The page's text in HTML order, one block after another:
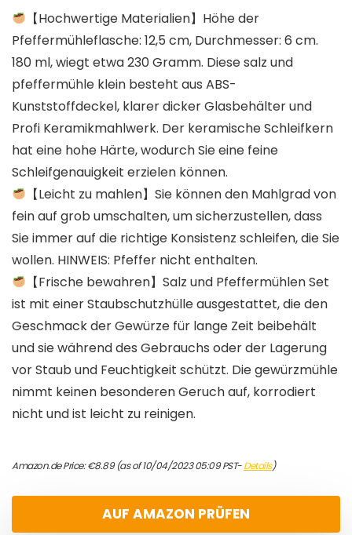
【Hochwertige Materialien】Höhe der
Pfeffermühleflasche: 12,5 cm, Durchmesser: 6 cm.
180 ml, wiegt etwa 230 Gramm. Diese salz und
pfeffermühle klein besteht aus ABS-
Kunststoffdeckel, klarer dicker Glasbehälter und
Profi Keramikmahlwerk. Der keramische Schleifkern
hat eine hohe Härte, wodurch Sie eine feine
Schleifgenauigkeit erzielen können.
【Leicht zu mahlen】Sie können den Mahlgrad von
fein auf grob umschalten, um sicherzustellen, dass
Sie immer auf die richtige Konsistenz schleifen, die Sie
wollen. HINWEIS: Pfeffer nicht enthalten.
【Frische bewahren】Salz und Pfeffermühlen Set
ist mit einer Staubschutzhülle ausgestattet, die den
Geschmack der Gewürze für lange Zeit beibehält
und sie während des Gebrauchs oder der Lagerung
vor Staub und Feuchtigkeit schützt. Die gewürzmühle
nimmt keinen besonderen Geruch auf, korrodiert
nicht und ist leicht zu reinigen.
Amazon.de Price:€8.89(as of 10/04/2023 05:09 PST-Details)
AUF AMAZON PRÜFEN